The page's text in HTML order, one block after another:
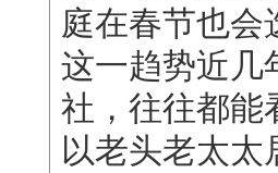
庭在春节也会
这一趋势近几
社，往往都能
以老头老太